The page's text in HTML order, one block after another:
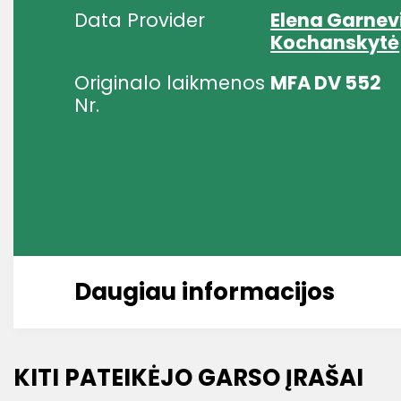
Data Provider
Elena
Kochanskytė
Originalo laikmenos
Nr.
MFA DV 552
Daugiau informacijos
KITI PATEIKĖJO GARSO ĮRAŠAI